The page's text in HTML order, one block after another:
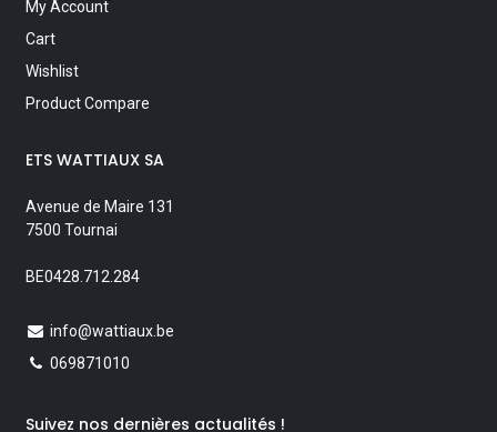
My Account
Cart
Wishlist
Product Compare
ETS WATTIAUX SA
Avenue de Maire 131
7500 Tournai
BE0428.712.284
info@wattiaux.be
069871010
Suivez nos dernières actualités !